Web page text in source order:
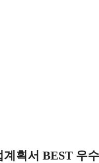
획서 BEST 우수